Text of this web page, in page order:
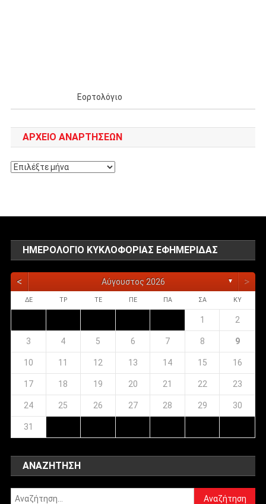
Εορτολόγιο
ΑΡΧΕΊΟ ΑΝΑΡΤΉΣΕΩΝ
Αρχείο
ΗΜΕΡΟΛΌΓΙΟ ΚΥΚΛΟΦΟΡΊΑΣ ΕΦΗΜΕΡΊΔΑΣ
< Αύγουστος 2026 ▼ >
ΔΕ ΤΡ ΤΕ ΠΕ ΠΑ ΣΑ ΚΥ
1 2
3 4 5 6 7 8 9
10 11 12 13 14 15 16
17 18 19 20 21 22 23
24 25 26 27 28 29 30
31
ΑΝΑΖΉΤΗΣΗ
Αναζήτηση